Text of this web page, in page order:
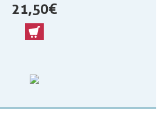
21,50 €